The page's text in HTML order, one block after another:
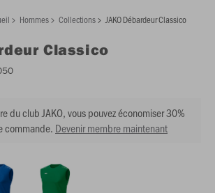
Hommes Collections JAKO Débardeur Classico
Classico
du club JAKO, vous pouvez économiser 30%
commande. Devenir membre maintenant